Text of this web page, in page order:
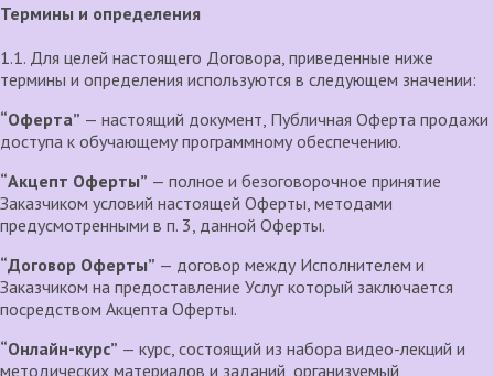
Термины и определения
1.1. Для целей настоящего Договора, приведенные ниже
термины и определения используются в следующем значении:
“Оферта” — настоящий документ, Публичная Оферта продажи
доступа к обучающему программному обеспечению.
“Акцепт Оферты” — полное и безоговорочное принятие
Заказчиком условий настоящей Оферты, методами
предусмотренными в п. 3, данной Оферты.
“Договор Оферты” — договор между Исполнителем и
Заказчиком на предоставление Услуг который заключается
посредством Акцепта Оферты.
“Онлайн-курс” — курс, состоящий из набора видео-лекций и
методических материалов и заданий, организуемый